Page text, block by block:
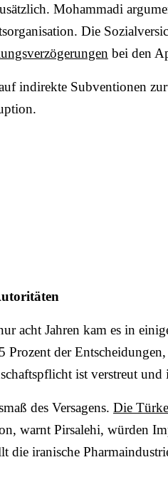
Mohammadi
Die
bei den
indirekte Subventionen
acht Jahren kam es in
der
ist verstreut
des Versagens. Die
warnt Pirsalehi, würden
iranische